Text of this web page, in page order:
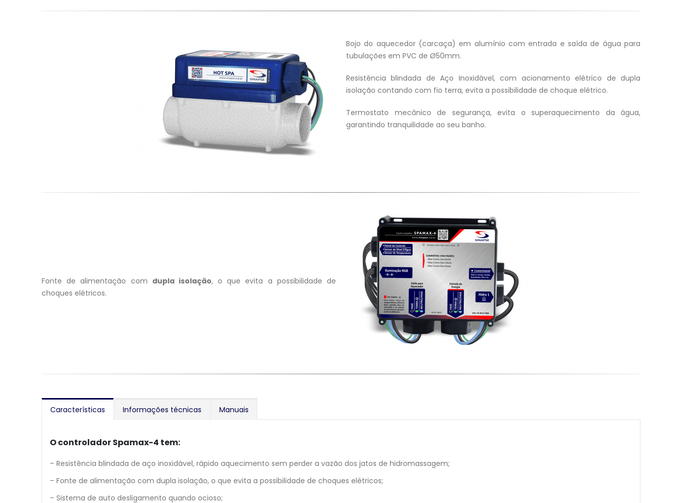
Bojo do aquecedor (carcaça) em alumínio com entrada e saída de água para
tubulações em PVC de Ø50mm.
Resistência blindada de Aço Inoxidável, com acionamento elétrico de dupla
isolação contando com fio terra, evita a possibilidade de choque elétrico.
Termostato mecânico de segurança, evita o superaquecimento da água,
garantindo tranquilidade ao seu banho.
Fonte de alimentação com dupla isolação, o que evita a possibilidade de
choques elétricos.
Características Informações técnicas Manuais
O controlador Spamax-4 tem:
– Resistência blindada de aço inoxidável, rápido aquecimento sem perder a vazão dos jatos de hidromassagem;
– Fonte de alimentação com dupla isolação, o que evita a possibilidade de choques elétricos;
– Sistema de auto desligamento quando ocioso;